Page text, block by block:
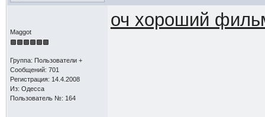
Maggot
Группа: Пользователи +
Сообщений: 701
Регистрация: 14.4.2008
Из: Одесса
Пользователь №: 164
оч хороший